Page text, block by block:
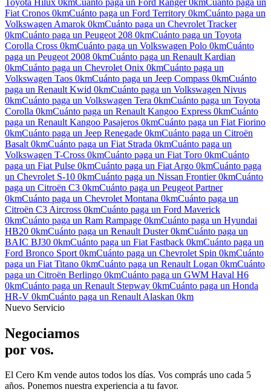
Fiat Cronos 0kmCuánto paga un Ford Territory 0kmCuánto paga un
Volkswagen Amarok 0kmCuánto paga un Chevrolet Tracker
0kmCuánto paga un Peugeot 208 0kmCuánto paga un Toyota
Corolla Cross 0kmCuánto paga un Volkswagen Polo 0kmCuánto
paga un Peugeot 2008 0kmCuánto paga un Renault Kardian
0kmCuánto paga un Chevrolet Onix 0kmCuánto paga un
Volkswagen Taos 0kmCuánto paga un Jeep Compass 0kmCuánto
paga un Renault Kwid 0kmCuánto paga un Volkswagen Nivus
0kmCuánto paga un Volkswagen Tera 0kmCuánto paga un Toyota
Corolla 0kmCuánto paga un Renault Kangoo Express 0kmCuánto
paga un Renault Kangoo Pasajeros 0kmCuánto paga un Fiat Fiorino
0kmCuánto paga un Jeep Renegade 0kmCuánto paga un Citroën
Basalt 0kmCuánto paga un Fiat Strada 0kmCuánto paga un
Volkswagen T-Cross 0kmCuánto paga un Fiat Toro 0kmCuánto
paga un Fiat Pulse 0kmCuánto paga un Fiat Argo 0kmCuánto paga
un Chevrolet S-10 0kmCuánto paga un Nissan Frontier0kmCuánto
paga un Citroën C3 0kmCuánto paga un Peugeot Partner
0kmCuánto paga un Chevrolet Montana 0kmCuánto paga un
Citroën C3 Aircross 0kmCuánto paga un Ford Maverick
0kmCuánto paga un Ram Rampage 0kmCuánto paga un Hyundai
HB20 0kmCuánto paga un Renault Duster0kmCuánto paga un
BAIC BJ30 0kmCuánto paga un Fiat Fastback 0kmCuánto paga un
Ford Bronco Sport 0kmCuánto paga un Chevrolet Spin 0kmCuánto
paga un Fiat Titano 0kmCuánto paga un Renault Logan 0kmCuánto
paga un Citroën Berlingo 0kmCuánto paga un GWM Haval H6
0kmCuánto paga un Renault Stepway 0kmCuánto paga un Honda
HR-V 0kmCuánto paga un Renault Alaskan 0km
Nuevo Servicio
Negociamos
por vos.
El Cero Km vende autos todos los días. Vos comprás uno cada 5
años. Ponemos nuestra experiencia a tu favor.